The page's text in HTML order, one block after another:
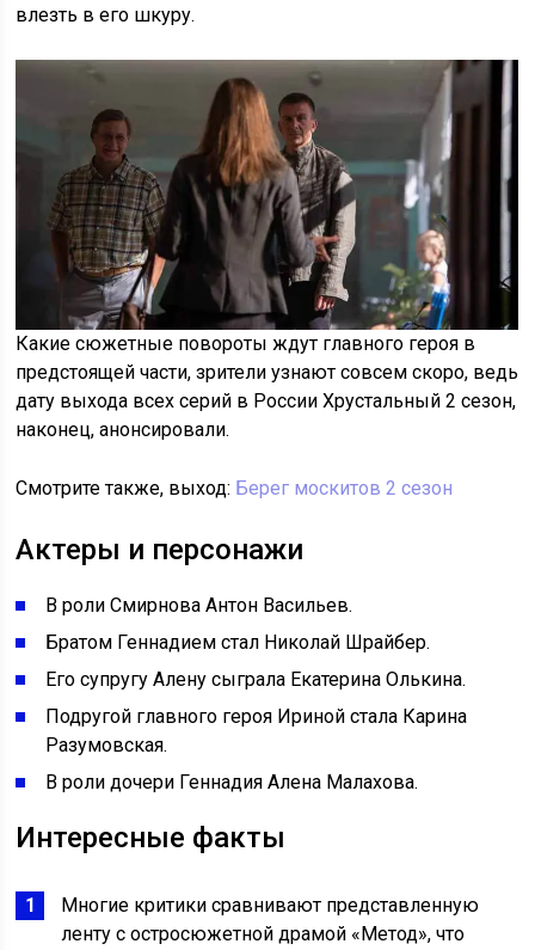
влезть в его шкуру.
Какие сюжетные повороты ждут главного героя в
предстоящей части, зрители узнают совсем скоро, ведь
дату выхода всех серий в России Хрустальный 2 сезон,
наконец, анонсировали.
Смотрите также, выход: Берег москитов 2 сезон
Актеры и персонажи
В роли Смирнова Антон Васильев.
Братом Геннадием стал Николай Шрайбер.
Его супругу Алену сыграла Екатерина Олькина.
Подругой главного героя Ириной стала Карина
Разумовская.
В роли дочери Геннадия Алена Малахова.
Интересные факты
Многие критики сравнивают представленную
ленту с остросюжетной драмой «Метод», что